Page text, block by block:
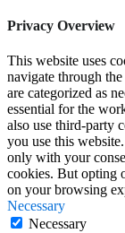
Privacy Overview
This website uses
navigate through
are categorized as
essential for the
also use third-party
you use this
only with your
cookies. But opting
on your browsing
Necessary
Necessary